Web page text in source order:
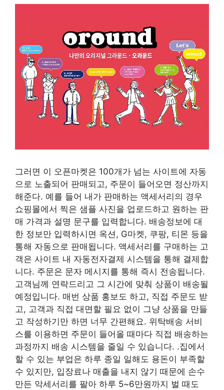
그러면 이 오픈마켓은 100개가 넘는 사이트에 자동
으로 노출되어 판매되고, 주문이 들어오면 정산까지
해준다. 예를 들어 내가 판매하는 액세서리의 경우
쇼핑몰에서 찍은 샘플 사진을 업로드하고 원하는 판
매 가격과 설명 문구를 입력합니다. 배송정보에 대
한 정보만 입력하시면 옥션, G마켓, 쿠팡, 티몬 등을
통해 자동으로 판매됩니다. 액세서리를 구매하는 고
객은 사이트 내 자동전자결제 시스템을 통해 결제합
니다. 주문은 문자 메시지를 통해 즉시 전송됩니다.
고객님께 연락드리고 그 시간에 맞춰 상품이 배송될
예정입니다. 매번 상품 홍보도 하고, 직접 주문도 받
고, 고객과 직접 대면할 필요 없이 그냥 상품을 만들
고 작성하기만 하면 너무 간편해요. 위탁배송 서비
스를 이용하면 주문이 들어올 때마다 직접 배송하는
과정까지 배송 시스템을 줄일 수 있습니다. .집에서
할 수 있는 부업은 하루 종일 일해도 용돈이 부족할
수 있지만, 입장료나 매출을 내지 않기 때문에 손수
만든 악세서리를 팔아 하루 5~6만원까지 벌 때도